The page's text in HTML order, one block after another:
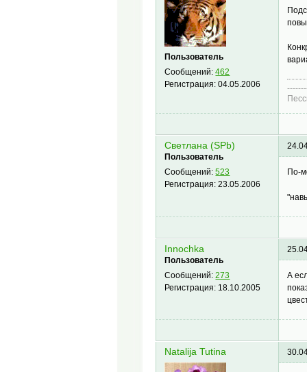
Пользователь
Сообщений:462
Регистрация:04.05.2006
Светлана (SPb)
Пользователь
Сообщений:523
Регистрация:23.05.2006
По-
Innochka
Пользователь
Сообщений:273
Регистрация: 18.10.2005
А
Natalija Tutina